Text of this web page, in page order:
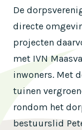
De
directe
projecten
met IVN
inwoners. Met
tuinen
rondom het
bestuurslid